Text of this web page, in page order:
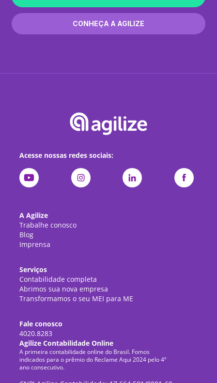
CONHEÇA A AGILIZE
Acesse nossas redes sociais:
A Agilize
Trabalhe conosco
Blog
Imprensa
Serviços
Contabilidade completa
Abrimos sua nova empresa
Transformamos o seu MEI para ME
Fale conosco
4020.8283
Agilize Contabilidade Online
A primeira contabilidade online do Brasil. Fomos
indicados para o prêmio do Reclame Aqui 2024 pelo 4º
ano consecutivo.